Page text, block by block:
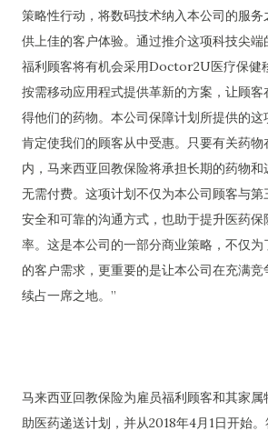
策略性行动，将数码技术纳入本公司的服
供上佳的客户体验。通过推介这项科技尖
福利顾客将有机会采用Doctor2U医疗保健
按需移动应用程式提供革新的方案，让顾
得他们的药物。本公司保障计划所提供的
肯定使我们的顾客从中受惠。只要有关药物
内，马来西亚回教保险将承担长期的药物
无需付费。这项计划不仅为本公司顾客与第
安全和可靠的沟通方式，也助于提升医药
率。这是本公司的一部分商业策略，不仅
的客户需求，更重要的是让本公司在充满
续占一席之地。”
马来西亚回教保险为雇员福利顾客和其家
助医药递送计划，并从2018年4月1日开始